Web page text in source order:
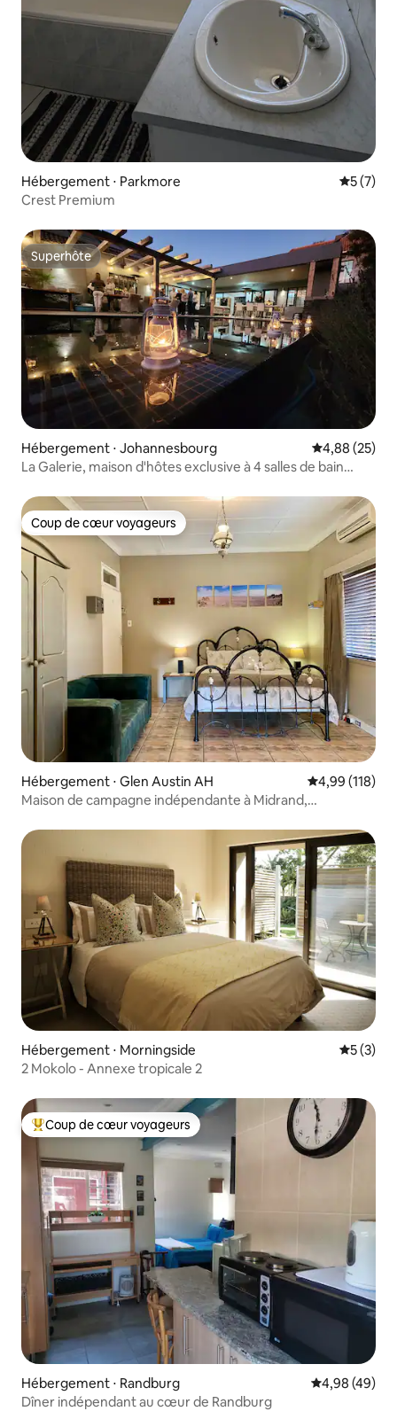
Hébergement ⋅ Parkmore
5 (7)
Crest Premium
Superhôte
Superhôte
Hébergement ⋅ Johannesbourg Évaluation
4,88 (25)
La Galerie, maison d'hôtes exclusive à 4 salles de bain
Coup de cœur voyageurs
Coup de cœur voyageurs
Hébergement ⋅ Glen Austin AH Évaluation
4,99 (118)
Maison de campagne indépendante à Midrand,
Hébergement ⋅ Morningside
5 (3)
2 Mokolo - Annexe tropicale 2
Coups de cœur voyageurs les plus appréciés
Coup de cœur voyageurs
Hébergement ⋅ Randburg Évaluation
4,98 (49)
Dîner indépendant au cœur de Randburg